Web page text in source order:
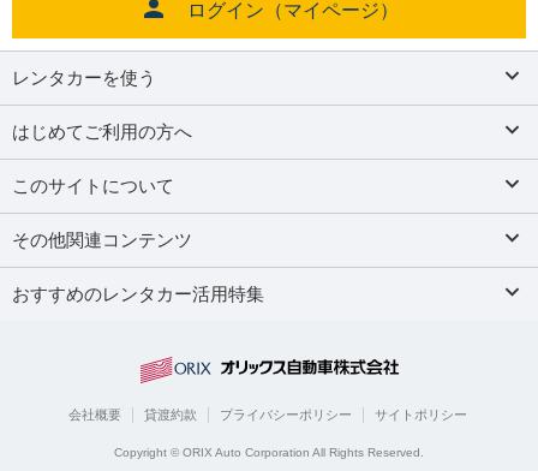
ログイン（マイページ）
レンタカーを使う
はじめてご利用の方へ
このサイトについて
その他関連コンテンツ
おすすめのレンタカー活用特集
会社概要 貸渡約款 プライバシーポリシー サイトポリシー
Copyright © ORIX Auto Corporation All Rights Reserved.